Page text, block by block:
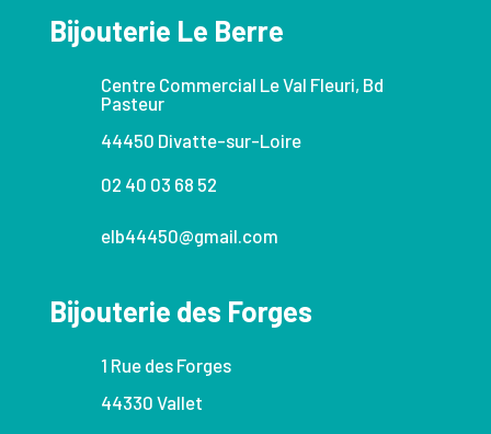
Bijouterie Le Berre
Centre Commercial Le Val Fleuri, Bd
Pasteur
44450 Divatte-sur-Loire
02 40 03 68 52
elb44450@gmail.com
Bijouterie des Forges
1 Rue des Forges
44330 Vallet